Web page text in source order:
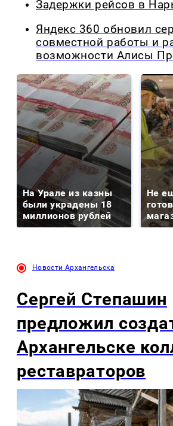
Задержки рейсов в
Яндекс 360 обновил
совместной работы и
возможности Алисы
На Урале из казны
были украдены 18
миллионов рублей
Не
Новости Архангельска
Сергей Степашин
предложил
Архангельске
реставраторов